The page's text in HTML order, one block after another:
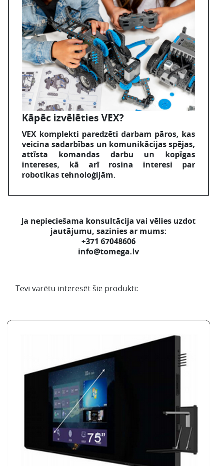
Kāpēc izvēlēties VEX?
VEX komplekti paredzēti darbam pāros, kas
veicina sadarbības un komunikācijas spējas,
attīsta komandas darbu un kopīgas
intereses, kā arī rosina interesi par
robotikas tehnoloģijām.
Ja nepieciešama konsultācija vai vēlies uzdot
jautājumu, sazinies ar mums:
+371 67048606
info@tomega.lv
Tevi varētu interesēt šie produkti: